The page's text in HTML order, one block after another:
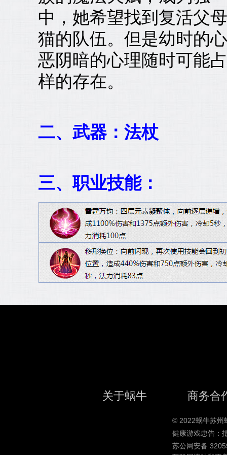
中，她希望找到复活父
猫的队伍。但是幼时的
恶阴暗的心理随时可能
样的存在。
二、武器：法杖
三、职业技能：
关于蜗牛 商务合
© 2022蜗牛苏州
健康游戏忠告：
苏公网安备